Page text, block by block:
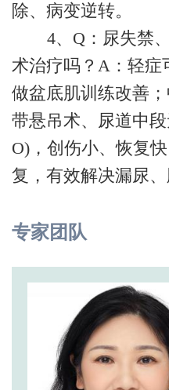
除、病变逆转。
4、Q：尿失禁
术治疗吗？A：轻症
做盆底肌训练改善
带悬吊术、尿道中
O)，创伤小、恢复
复，有效解决漏尿、
专家团队